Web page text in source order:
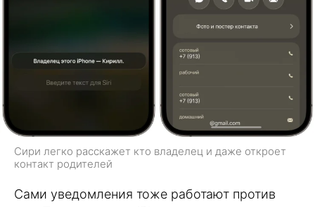
Сири легко расскажет кто владелец и даже откроет
контакт родителей
Сами уведомления тоже работают против